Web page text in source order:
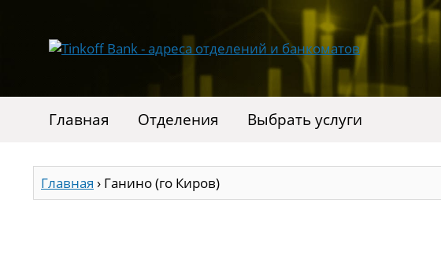
Главная Отделения Выбрать услуги
Главная › Ганино (го Киров)